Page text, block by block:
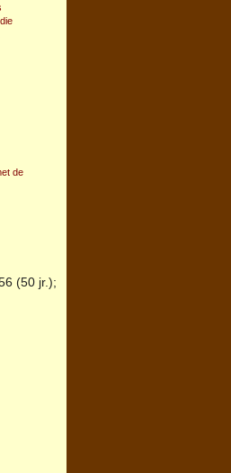
de
(50 jr.);